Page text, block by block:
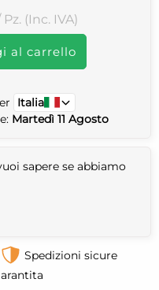
Pz. (Inc. IVA)
al carrello
Italia
Martedì 11 Agosto
sapere se abbiamo
Spedizioni sicure